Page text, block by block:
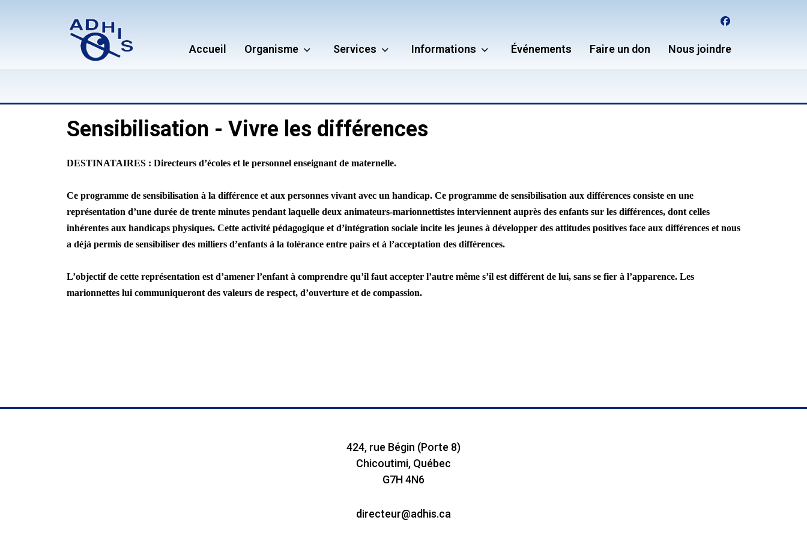
facebook
Accueil Organisme Services Informations Événements Faire un don Nous joindre
Sensibilisation - Vivre les différences
DESTINATAIRES : Directeurs d’écoles et le personnel enseignant de maternelle.
Ce programme de sensibilisation à la différence et aux personnes vivant avec un handicap. Ce programme de sensibilisation aux différences consiste en une
représentation d’une durée de trente minutes pendant laquelle deux animateurs-marionnettistes interviennent auprès des enfants sur les différences, dont celles
inhérentes aux handicaps physiques. Cette activité pédagogique et d’intégration sociale incite les jeunes à développer des attitudes positives face aux différences et nous
a déjà permis de sensibiliser des milliers d’enfants à la tolérance entre pairs et à l’acceptation des différences.
L’objectif de cette représentation est d’amener l’enfant à comprendre qu’il faut accepter l’autre même s’il est différent de lui, sans se fier à l’apparence. Les
marionnettes lui communiqueront des valeurs de respect, d’ouverture et de compassion.
424, rue Bégin (Porte 8)
Chicoutimi, Québec
G7H 4N6
directeur@adhis.ca